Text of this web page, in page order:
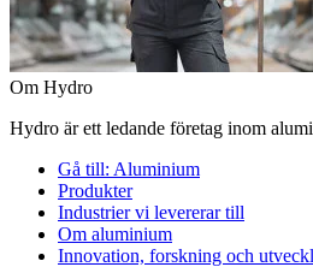
Om Hydro
Hydro är ett ledande företag inom
Gå till: Aluminium
Produkter
Industrier vi levererar till
Om aluminium
Innovation, forskning och